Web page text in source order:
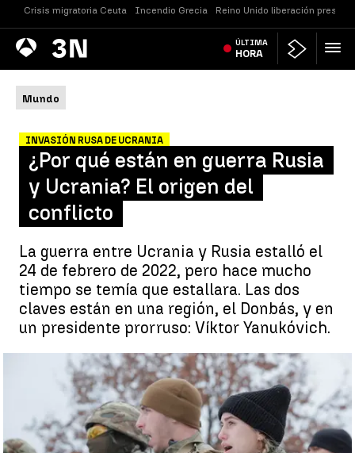
Crisis migratoria Ceuta Incendio Grecia Reino Unido liberación presos
Antena
3 Noticias ÚLTIMA
HORA
Mundo
INVASIÓN RUSA DE UCRANIA
¿Por qué están en guerra Rusia
y Ucrania? El origen del
conflicto
La guerra entre Ucrania y Rusia estalló el
24 de febrero de 2022, pero hace mucho
tiempo se temía que estallara. Las dos
claves están en una región, el Donbás, y en
un presidente prorruso: Víktor Yanukóvich.